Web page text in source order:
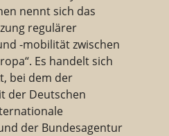
nennt sich das
regulärer
-mobilität zwischen
Es handelt sich
bei dem der
der Deutschen
der Bundesagentur